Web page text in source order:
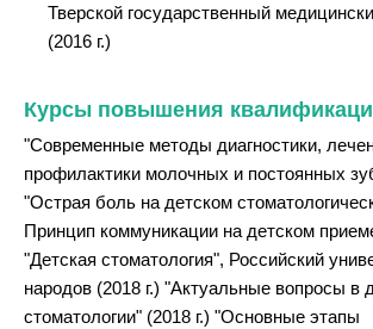
Тверской государственный
(2016 г.)
Курсы повышения
"Современные методы диагностики,
профилактики молочных и постоянных
"Острая боль на детском
Принцип коммуникации на детском
"Детская стоматология", Российский
народов (2018 г.) "Актуальные вопросы в
стоматологии" (2018 г.) "Основные этапы